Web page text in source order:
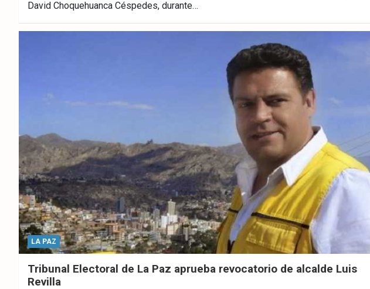
ebo
ok
er
sAp
p
David Choquehuanca Céspedes, durante…
LA PAZ
Tribunal Electoral de La Paz aprueba revocatorio de alcalde Luis
Revilla